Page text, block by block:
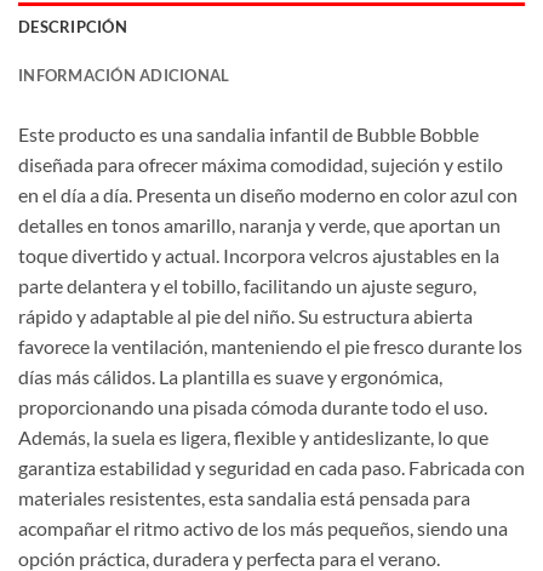
DESCRIPCIÓN
INFORMACIÓN ADICIONAL
Este producto es una sandalia infantil de Bubble Bobble
diseñada para ofrecer máxima comodidad, sujeción y estilo
en el día a día. Presenta un diseño moderno en color azul con
detalles en tonos amarillo, naranja y verde, que aportan un
toque divertido y actual. Incorpora velcros ajustables en la
parte delantera y el tobillo, facilitando un ajuste seguro,
rápido y adaptable al pie del niño. Su estructura abierta
favorece la ventilación, manteniendo el pie fresco durante los
días más cálidos. La plantilla es suave y ergonómica,
proporcionando una pisada cómoda durante todo el uso.
Además, la suela es ligera, flexible y antideslizante, lo que
garantiza estabilidad y seguridad en cada paso. Fabricada con
materiales resistentes, esta sandalia está pensada para
acompañar el ritmo activo de los más pequeños, siendo una
opción práctica, duradera y perfecta para el verano.